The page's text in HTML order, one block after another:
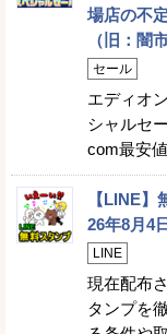
場店の不
（旧：闇市
セール
エディオ
シャルセ
com最安
【LINE
26年8月4
LINE
現在配布
タンプを